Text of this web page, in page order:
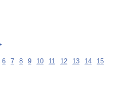
6 7 8 9 10 11 12 13 14
15